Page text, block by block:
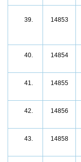
39. 14853
40. 14854
41. 14855
42. 14856
43. 14858